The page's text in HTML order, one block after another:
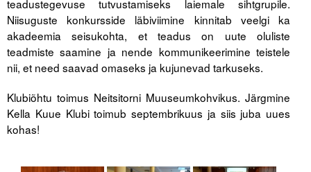
teadustegevuse tutvustamiseks laiemale sihtgrupile.
Niisuguste konkursside läbiviimine kinnitab veelgi ka
akadeemia seisukohta, et teadus on uute oluliste
teadmiste saamine ja nende kommunikeerimine teistele
nii, et need saavad omaseks ja kujunevad tarkuseks.
Klubiõhtu toimus Neitsitorni Muuseumkohvikus. Järgmine
Kella Kuue Klubi toimub septembrikuus ja siis juba uues
kohas!